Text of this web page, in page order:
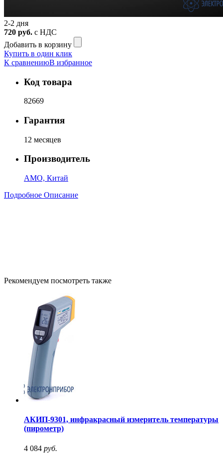
2-2 дня
720 руб. с НДС
Добавить в корзину
Купить в один клик
К сравнениюВ избранное
Код товара
82669
Гарантия
12 месяцев
Производитель
AMO, Китай
Подробное Описание
Рекомендуем посмотреть также
АКИП-9301, инфракрасный измеритель температуры
(пирометр)
4 084 руб.